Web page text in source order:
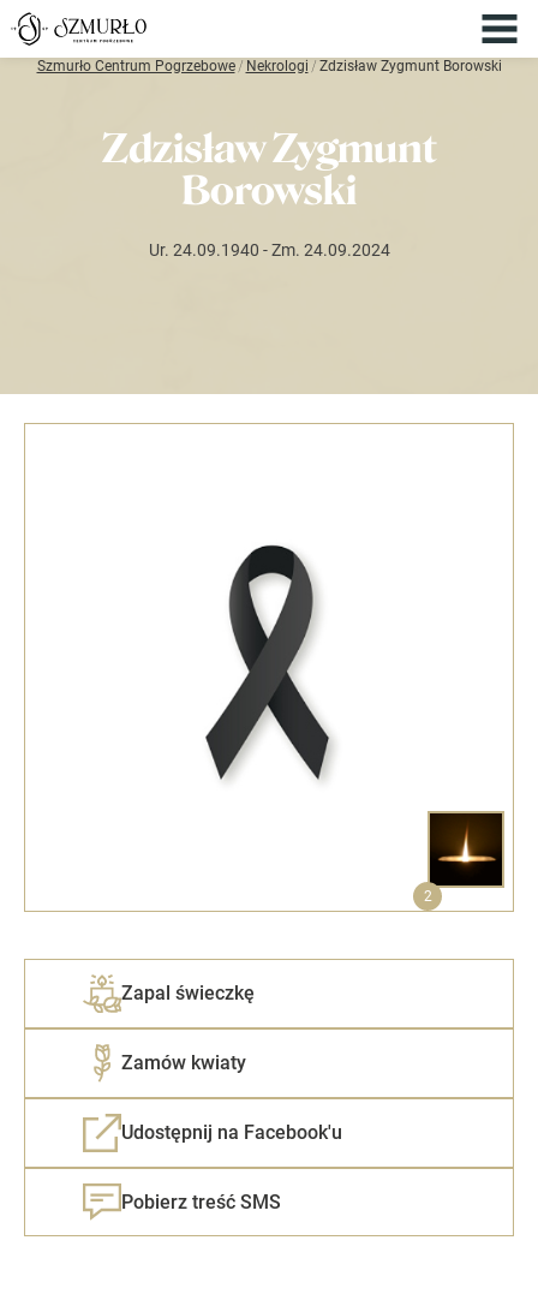
Szmurło Centrum Pogrzebowe/ Nekrologi / Zdzisław Zygmunt Borowski
Zdzisław Zygmunt
Borowski
Ur. 24.09.1940 - Zm. 24.09.2024
2
Zapal świeczkę
Zamów kwiaty
Udostępnij na Facebook'u
Pobierz treść SMS